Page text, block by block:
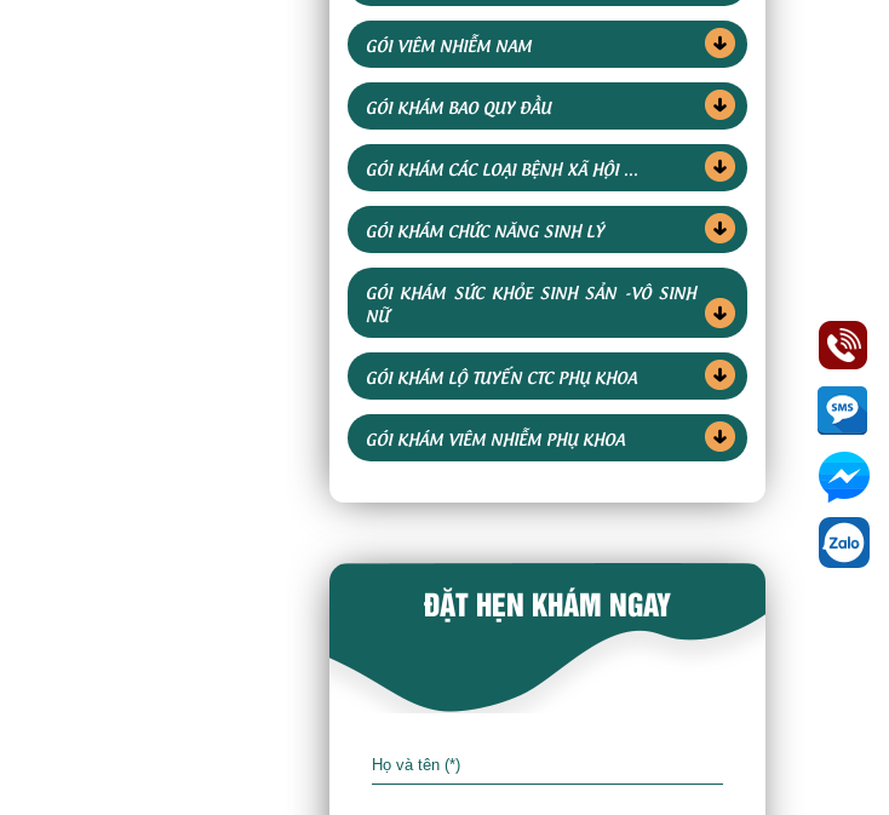
GÓI VIÊM NHIỄM NAM
GÓI KHÁM BAO QUY ĐẦU
GÓI KHÁM CÁC LOẠI BỆNH XÃ HỘI ...
GÓI KHÁM CHỨC NĂNG SINH LÝ
GÓI KHÁM SỨC KHỎE SINH SẢN -VÔ SINH
NỮ
GÓI KHÁM LỘ TUYẾN CTC PHỤ KHOA
GÓI KHÁM VIÊM NHIỄM PHỤ KHOA
ĐẶT HẸN KHÁM NGAY